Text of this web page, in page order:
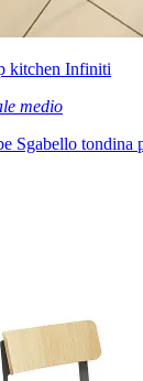
kitchen Infiniti
medio
Sgabello